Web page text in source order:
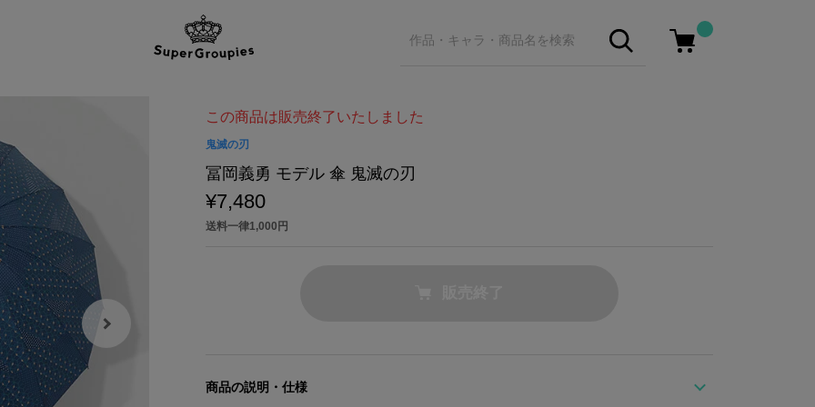
この商品は販売終了いたしました
鬼滅の刃
冨岡義勇 モデル 傘 鬼滅の刃
¥7,480
送料一律1,000円
商品の説明・仕様